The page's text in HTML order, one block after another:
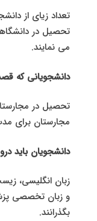
تعداد زیای از
تحصیل در
می نمایند.
دانشجویانی که
تحصیل در
مجارستان برای
دانشجویان باید
زبان انگلیسی،
و زبان تخصصی
بگذرانند.